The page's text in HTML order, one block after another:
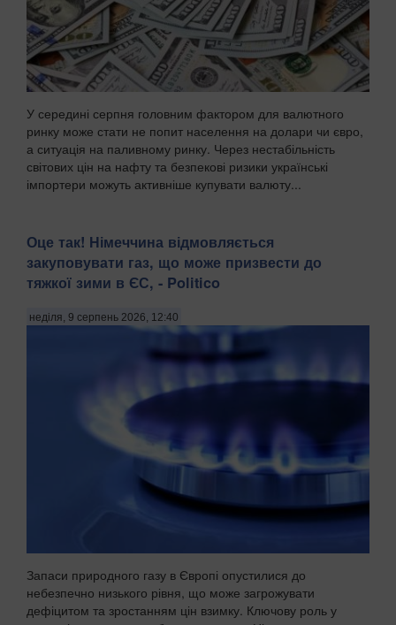
У середині серпня головним фактором для валютного
ринку може стати не попит населення на долари чи євро,
а ситуація на паливному ринку. Через нестабільність
світових цін на нафту та безпекові ризики українські
імпортери можуть активніше купувати валюту...
Оце так! Німеччина відмовляється
закуповувати газ, що може призвести до
тяжкої зими в ЄС, - Politico
неділя, 9 серпень 2026, 12:40
Запаси природного газу в Європі опустилися до
небезпечно низького рівня, що може загрожувати
дефіцитом та зростанням цін взимку. Ключову роль у